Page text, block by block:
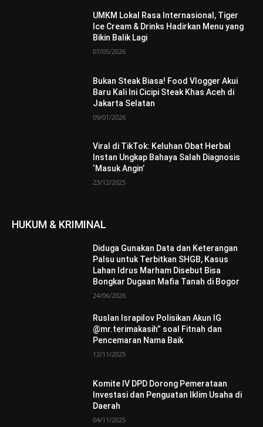
UMKM Lokal Rasa Internasional, Tiger
Ice Cream & Drinks Hadirkan Menu yang
Bikin Balik Lagi
07/05/2026
Bukan Steak Biasa! Food Vlogger Akui
Baru Kali Ini Cicipi Steak Khas Aceh di
Jakarta Selatan
09/01/2026
Viral di TikTok: Keluhan Obat Herbal
Instan Ungkap Bahaya Salah Diagnosis
‘Masuk Angin’
23/12/2025
HUKUM & KRIMINAL
Diduga Gunakan Data dan Keterangan
Palsu untuk Terbitkan SHGB, Kasus
Lahan Idrus Marham Disebut Bisa
Bongkar Dugaan Mafia Tanah di Bogor
24/06/2026
Ruslan Israpilov Polisikan Akun IG
@mr.terimakasih” soal Fitnah dan
Pencemaran Nama Baik
12/11/2025
Komite IV DPD Dorong Pemerataan
Investasi dan Penguatan Iklim Usaha di
Daerah
04/11/2025